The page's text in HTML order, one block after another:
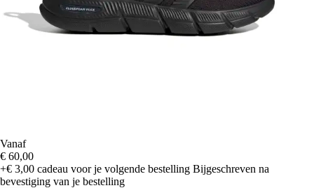
Vanaf
€ 60,00
+€ 3,00 cadeau voor je volgende bestelling Bijgeschreven na
bevestiging van je bestelling